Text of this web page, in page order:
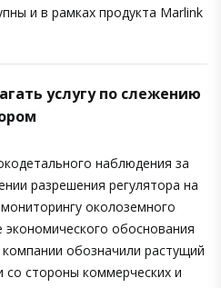
и в рамках продукта Marlink
услугу по слежению
наблюдения за
разрешения регулятора на
околоземного
экономического обоснования
обозначили растущий
со стороны коммерческих и